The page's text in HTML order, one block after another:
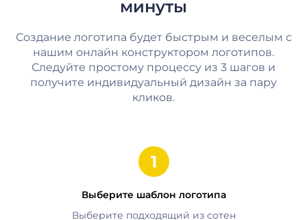
минуты
Создание логотипа будет быстрым и веселым с
нашим онлайн конструктором логотипов.
Следуйте простому процессу из 3 шагов и
получите индивидуальный дизайн за пару
кликов.
Выберите шаблон логотипа
Выберите подходящий из сотен